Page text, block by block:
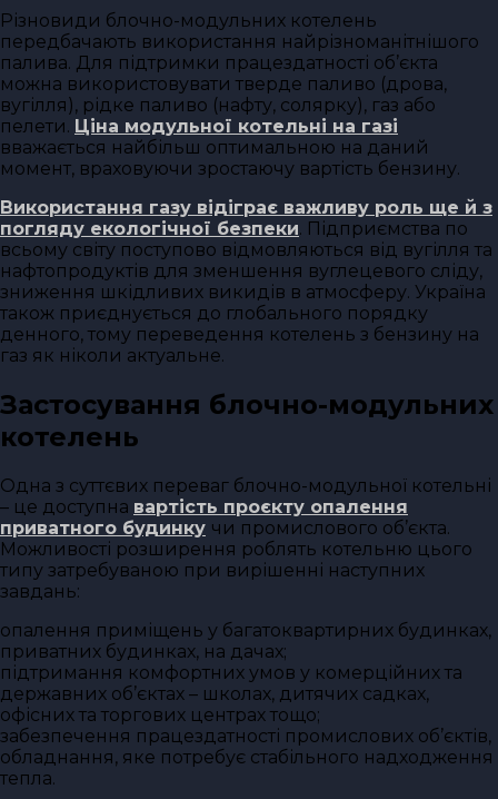
Різновиди блочно-модульних котелень
передбачають використання найрізноманітнішого
палива. Для підтримки працездатності об’єкта
можна використовувати тверде паливо (дрова,
вугілля), рідке паливо (нафту, солярку), газ або
пелети. Ціна модульної котельні на газі
вважається найбільш оптимальною на даний
момент, враховуючи зростаючу вартість бензину.
Використання газу відіграє важливу роль ще й з
погляду екологічної безпеки. Підприємства по
всьому світу поступово відмовляються від вугілля та
нафтопродуктів для зменшення вуглецевого сліду,
зниження шкідливих викидів в атмосферу. Україна
також приєднується до глобального порядку
денного, тому переведення котелень з бензину на
газ як ніколи актуальне.
Застосування блочно-модульних
котелень
Одна з суттєвих переваг блочно-модульної котельні
– це доступна вартість проєкту опалення
приватного будинку чи промислового об’єкта.
Можливості розширення роблять котельню цього
типу затребуваною при вирішенні наступних
завдань:
опалення приміщень у багатоквартирних будинках,
приватних будинках, на дачах;
підтримання комфортних умов у комерційних та
державних об’єктах – школах, дитячих садках,
офісних та торгових центрах тощо;
забезпечення працездатності промислових об’єктів,
обладнання, яке потребує стабільного надходження
тепла.